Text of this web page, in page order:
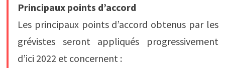
Principaux points d’accord
Les principaux points d’accord obtenus par les
grévistes seront appliqués progressivement
d’ici 2022 et concernent :